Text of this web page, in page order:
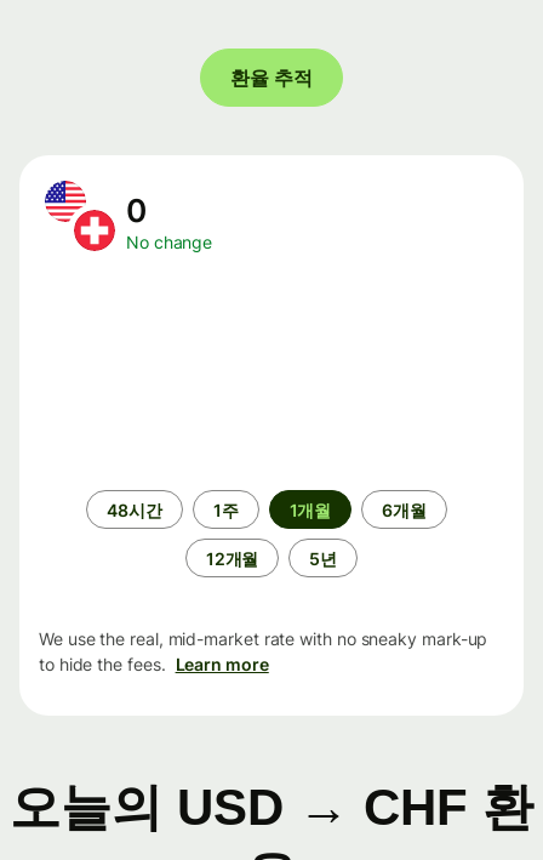
환율 추적
0
No change
48시간 1주 1개월 6개월
12개월 5년
We use the real, mid-market rate with no sneaky mark-up
to hide the fees. Learn more
오늘의 USD → CHF 환